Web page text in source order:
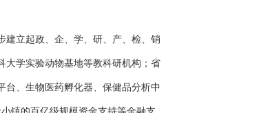
建立起政、企、学、研、产、检、销
大学实验动物基地等教科研机构；省
台、生物医药孵化器、保健品分析中